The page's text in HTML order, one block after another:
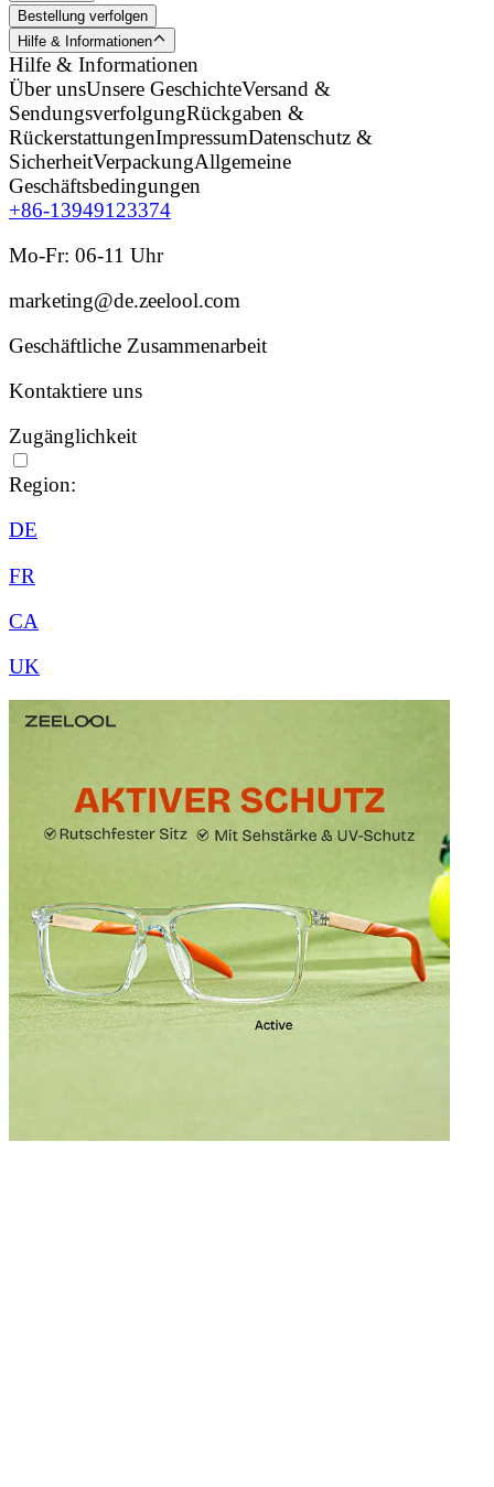
Bestellung verfolgen
Hilfe & Informationen
Hilfe & Informationen
Über unsUnsere GeschichteVersand &
SendungsverfolgungRückgaben &
RückerstattungenImpressumDatenschutz &
SicherheitVerpackungAllgemeine
Geschäftsbedingungen
+86-13949123374
Mo-Fr: 06-11 Uhr
marketing@de.zeelool.com
Geschäftliche Zusammenarbeit
Kontaktiere uns
Zugänglichkeit
Region:
DE
FR
CA
UK